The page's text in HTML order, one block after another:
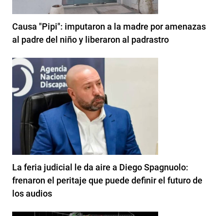
Causa "Pipi": imputaron a la madre por amenazas
al padre del niño y liberaron al padrastro
La feria judicial le da aire a Diego Spagnuolo:
frenaron el peritaje que puede definir el futuro de
los audios